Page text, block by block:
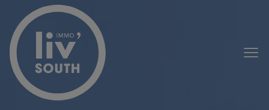
Menu overslaan en naar de inhoud gaan